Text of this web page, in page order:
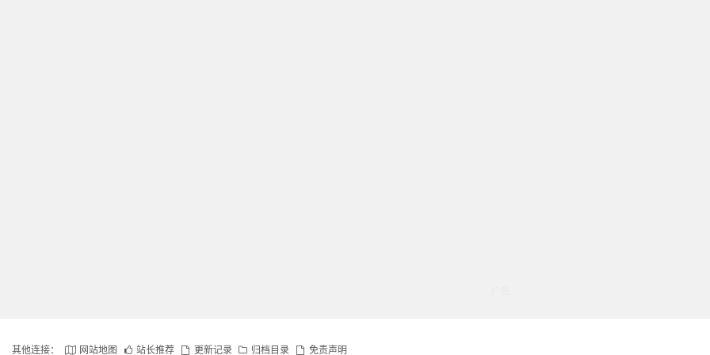
其他连接： 网站地图 站长推荐 更新记录 归档目录 免责声明